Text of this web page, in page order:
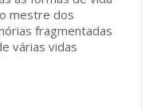
mestre dos
fragmentadas
várias vidas